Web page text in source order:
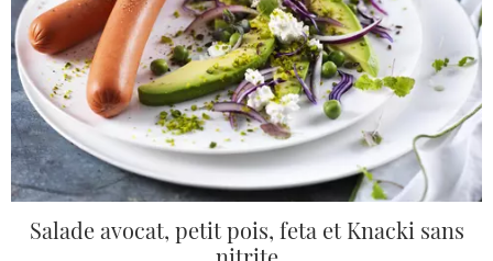
Salade avocat, petit pois, feta et Knacki sans